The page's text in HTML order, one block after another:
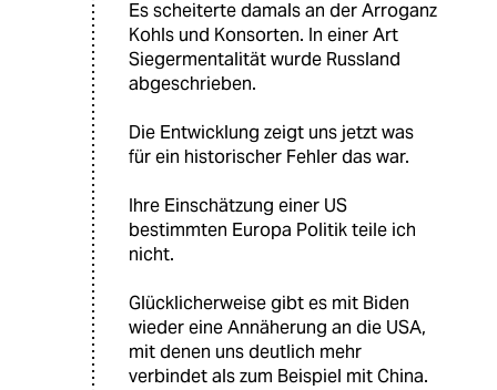
Es scheiterte damals an der Arroganz
Kohls und Konsorten. In einer Art
Siegermentalität wurde Russland
abgeschrieben.
Die Entwicklung zeigt uns jetzt was
für ein historischer Fehler das war.
Ihre Einschätzung einer US
bestimmten Europa Politik teile ich
nicht.
Glücklicherweise gibt es mit Biden
wieder eine Annäherung an die USA,
mit denen uns deutlich mehr
verbindet als zum Beispiel mit China.